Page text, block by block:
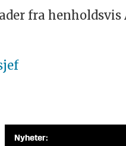
fra henholdsvis
Nyheter: